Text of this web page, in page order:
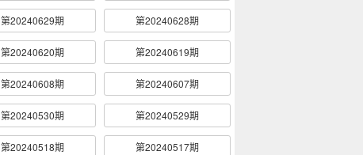
第20240629期 第20240628期
第20240620期 第20240619期
第20240608期 第20240607期
第20240530期 第20240529期
第20240518期 第20240517期